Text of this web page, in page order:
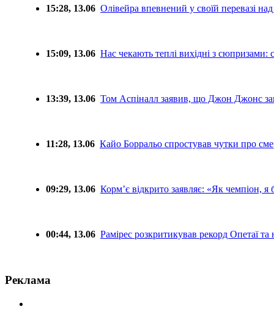
15:28, 13.06 Олівейра впевнений у своїй перевазі
15:09, 13.06 Нас чекають теплі вихідні з сюпризами:
13:39, 13.06 Том Аспіналл заявив, що Джон Джонс
11:28, 13.06 Кайо Борральо спростував чутки про
09:29, 13.06 Корм’є відкрито заявляє: «Як чемпіон,
00:44, 13.06 Рамірес розкритикував рекорд Опетаї
Реклама